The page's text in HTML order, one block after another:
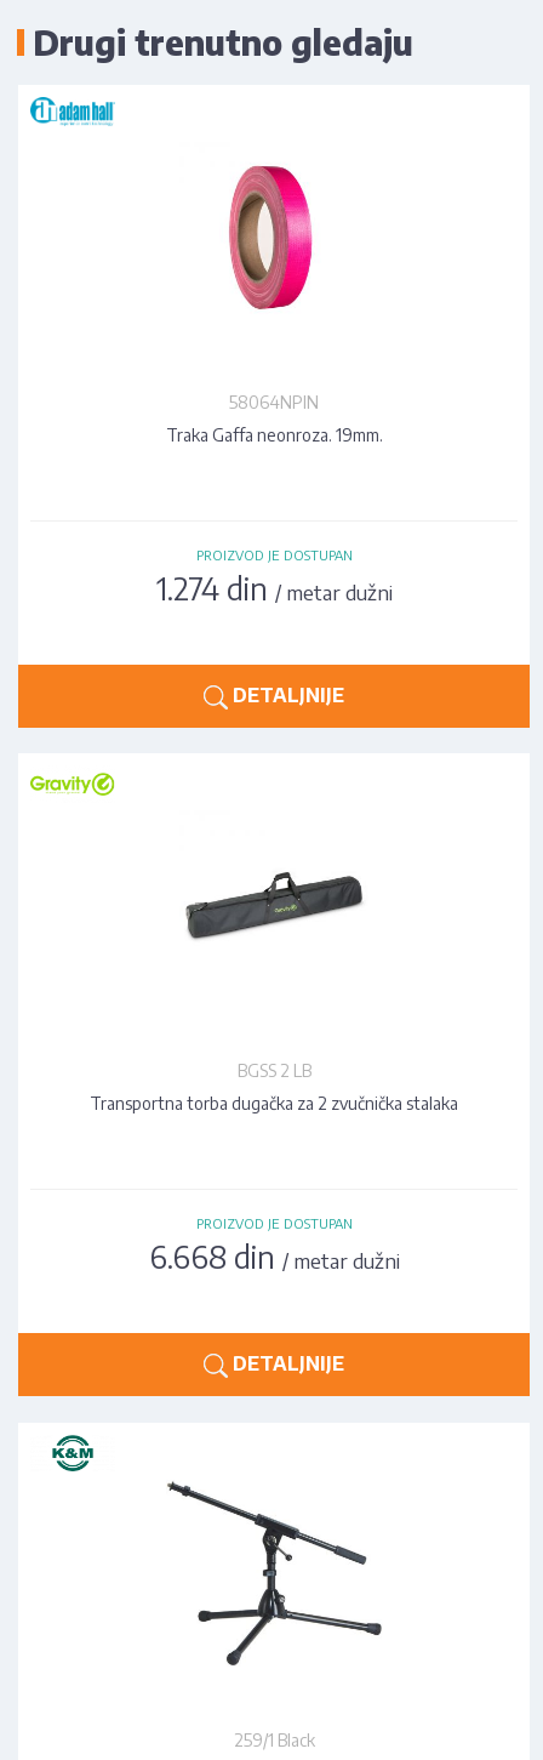
Drugi trenutno gledaju
58064NPIN
Traka Gaffa neonroza. 19mm.
PROIZVOD JE DOSTUPAN
1.274 din / metar dužni
DETALJNIJE
BGSS 2 LB
Transportna torba dugačka za 2 zvučnička stalaka
PROIZVOD JE DOSTUPAN
6.668 din / metar dužni
DETALJNIJE
259/1 Black